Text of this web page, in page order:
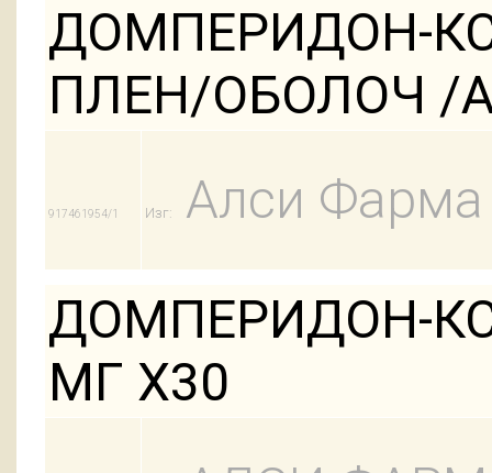
ДОМПЕРИДОН-
ПЛЕН/ОБОЛОЧ /
917461954/1 Изг:
Алси
ДОМПЕРИДОН-
МГ Х30